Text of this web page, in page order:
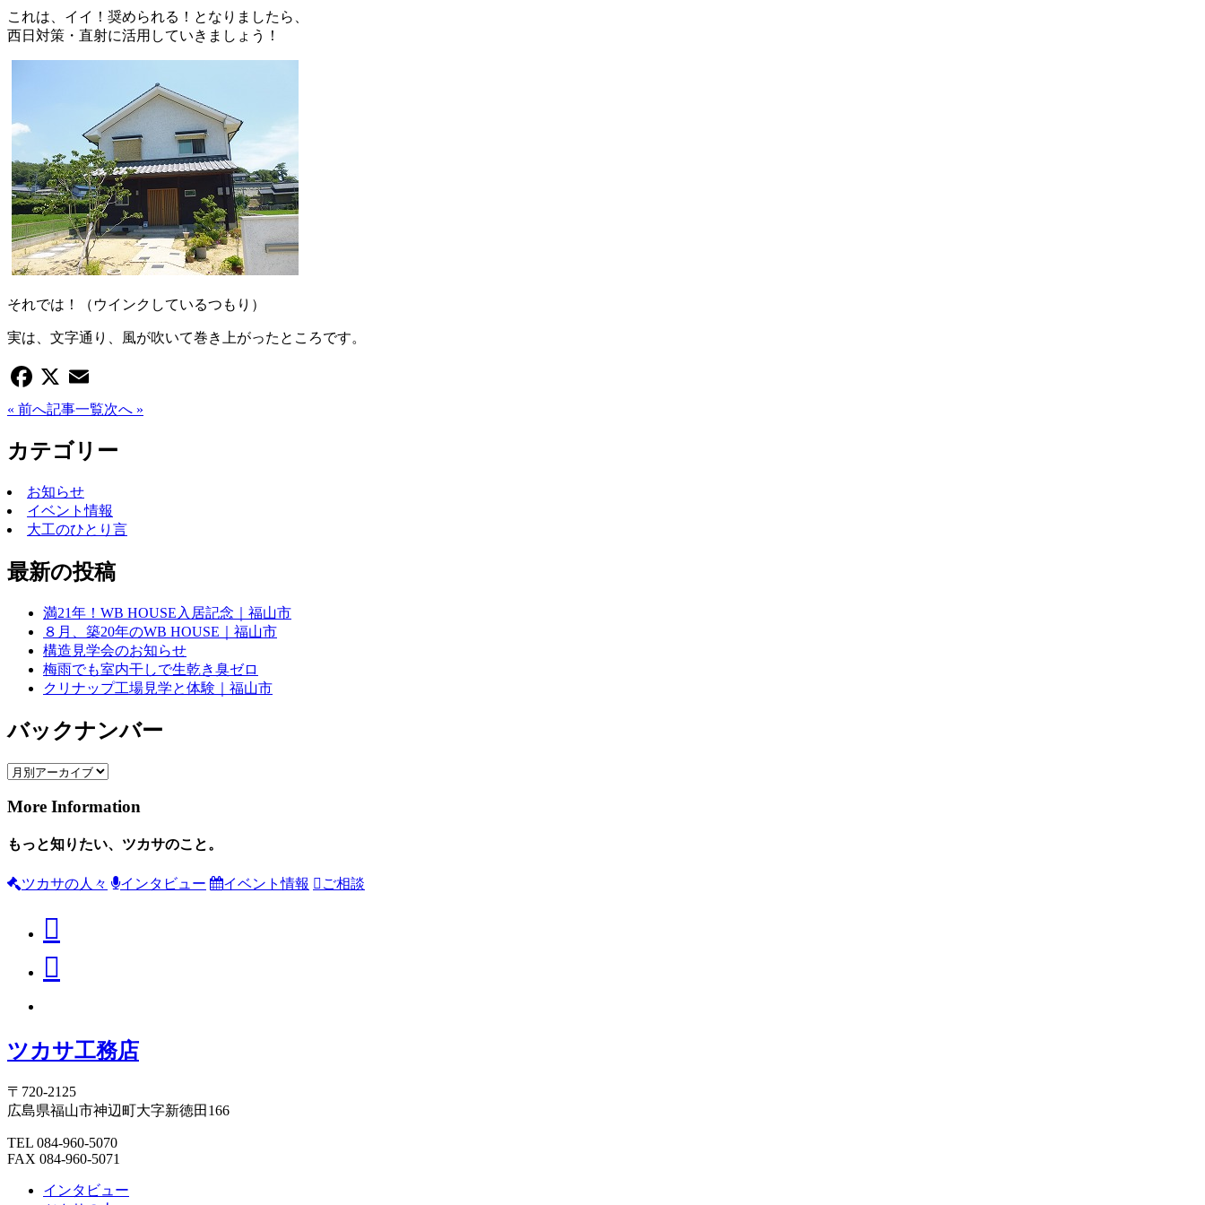
これは、イイ！奨められる！となりましたら、
西日対策・直射に活用していきましょう！
それでは！（ウインクしているつもり）
実は、文字通り、風が吹いて巻き上がったところです。
Facebook
X Email
« 前へ記事一覧次へ »
カテゴリー
お知らせ
イベント情報
大工のひとり言
最新の投稿
満21年！WB HOUSE入居記念｜福山市
８月、築20年のWB HOUSE｜福山市
構造見学会のお知らせ
梅雨でも室内干しで生乾き臭ゼロ
クリナップ工場見学と体験｜福山市
バックナンバー
More Information
もっと知りたい、ツカサのこと。
ツカサの人々 インタビュー イベント情報 ご相談
ツカサ工務店
〒720-2125
広島県福山市神辺町大字新徳田166
TEL 084-960-5070
FAX 084-960-5071
インタビュー